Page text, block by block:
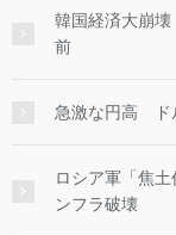
韓国経済大崩
前
急激な円高 ド
ロシア軍「焦
ンフラ破壊